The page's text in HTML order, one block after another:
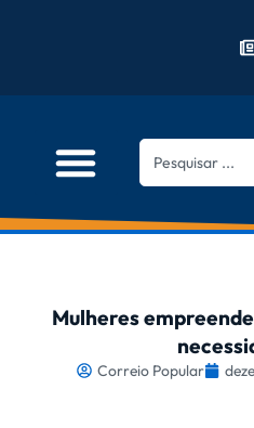
Mulheres
Correio Popular